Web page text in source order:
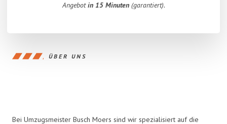
Angebotin 15 Minuten(garantiert).
ÜBER UNS
Bei Umzugsmeister Busch Moers sind wir spezialisiert auf die